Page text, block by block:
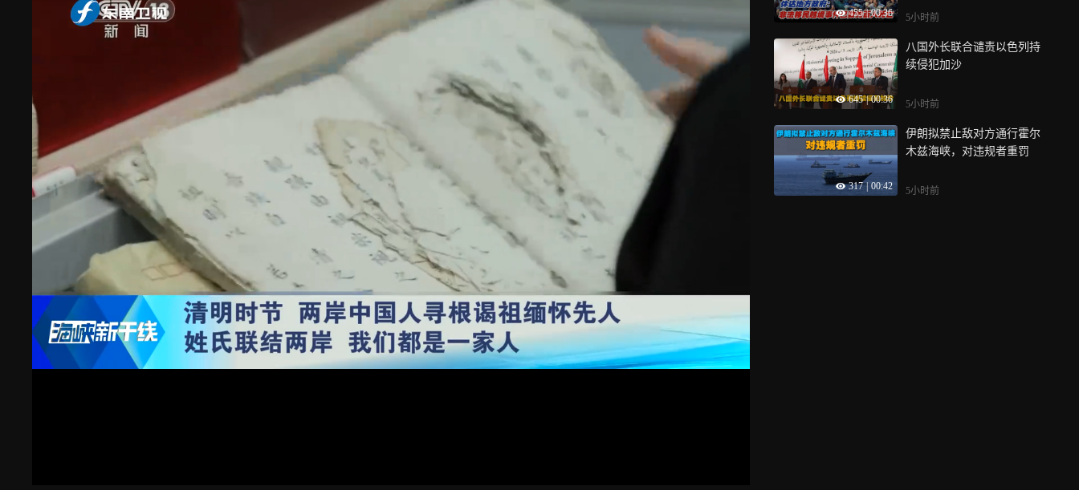
455 | 00:36 5小时前
645 | 00:36
八国外长联合谴责以色列持
续侵犯加沙
5小时前
317 | 00:42
伊朗拟禁止敌对方通行霍尔
木兹海峡，对违规者重罚
5小时前